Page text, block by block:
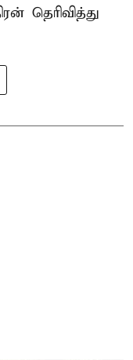
தெரிவித்து